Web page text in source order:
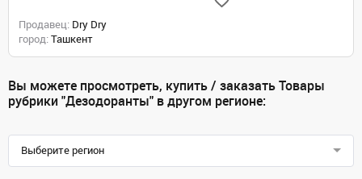
Продавец: Dry Dry
город: Ташкент
Вы можете просмотреть, купить / заказать Товары
рубрики "Дезодоранты" в другом регионе:
Выберите регион